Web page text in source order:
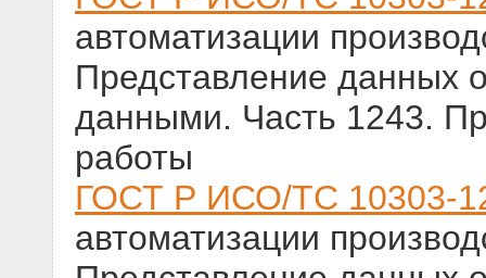
автоматизации
Представление данных
данными. Часть 1243.
работы
ГОСТ Р ИСО/ТС 10303-
автоматизации